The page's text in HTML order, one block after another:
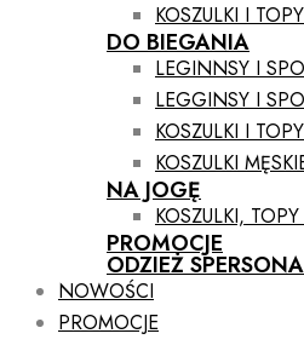
KOSZULKI I
DO BIEGANIA
LEGINNSY I
LEGGINSY I
KOSZULKI I
KOSZULKI
NA JOGĘ
KOSZULKI,
PROMOCJE
ODZIEŻ
NOWOŚCI
PROMOCJE